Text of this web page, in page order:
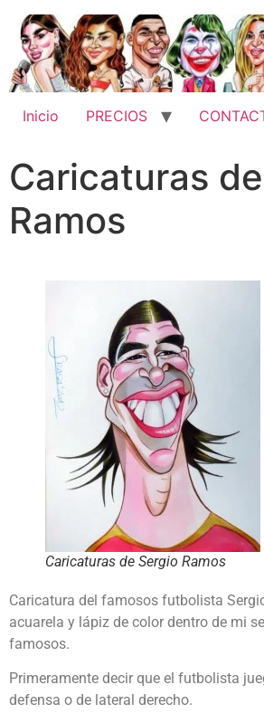
Inicio PRECIOS
Caricaturas
Ramos
Caricaturas de Sergio Ramos
Caricatura del famosos futbolista
acuarela y lápiz de color dentro de mi
famosos.
Primeramente decir que el futbolista
defensa o de lateral derecho.